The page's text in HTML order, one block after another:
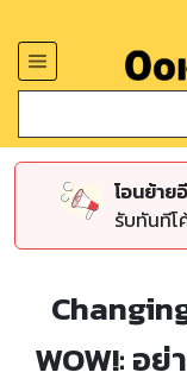
โอนย้าย
รับทันทีโ
WOW!: อ